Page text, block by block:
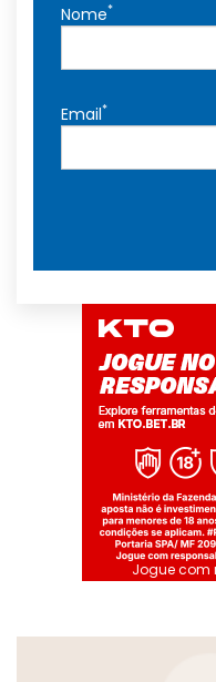
Nome*
Email*
Jogue com